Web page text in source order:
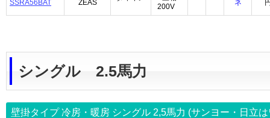
SSRA56BAT
ZEAS
200V
ネ
シングル 2.5馬力
壁掛タイプ 冷房・暖房 シングル 2,5馬力 (サンヨー・日立